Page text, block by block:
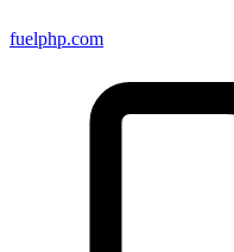
fuelphp.com